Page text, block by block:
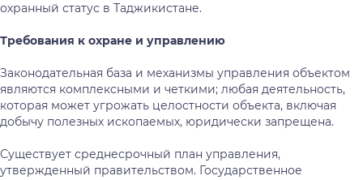
охранный статус в Таджикистане.
Требования к охране и управлению
Законодательная база и механизмы управления объектом
являются комплексными и четкими; любая деятельность,
которая может угрожать целостности объекта, включая
добычу полезных ископаемых, юридически запрещена.
Существует среднесрочный план управления,
утвержденный правительством. Государственное